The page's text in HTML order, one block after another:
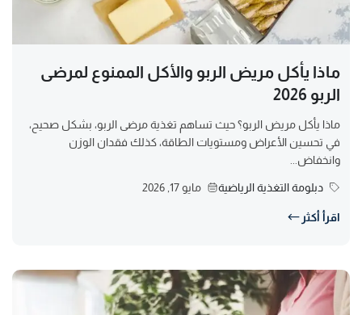
ماذا يأكل مريض الربو والأكل الممنوع لمرضى
الربو 2026
ماذا يأكل مريض الربو؟ حيث تساهم تغذية مرضى الربو، بشكل صحيح،
في تحسين الأعراض ومستويات الطاقة، كذلك فقدان الوزن
وانخفاض...
دبلومة التغذية الرياضية مايو 17, 2026
اقرأ أكثر